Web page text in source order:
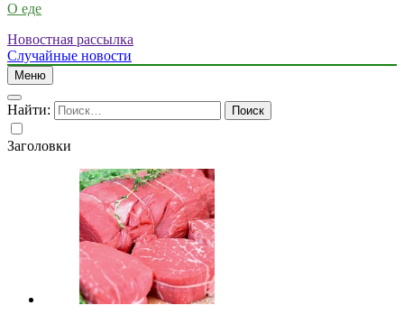
О еде
Новостная рассылка
Случайные новости
Меню
Найти:
Заголовки